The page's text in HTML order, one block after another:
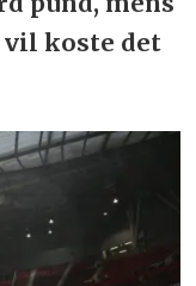
koste det